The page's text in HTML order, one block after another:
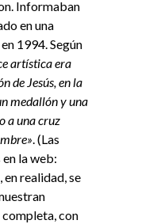
Informaban
en una
en 1994. Según
artística era
de Jesús, en la
medallón y una
a una cruz
. (Las
la web:
realidad, se
con